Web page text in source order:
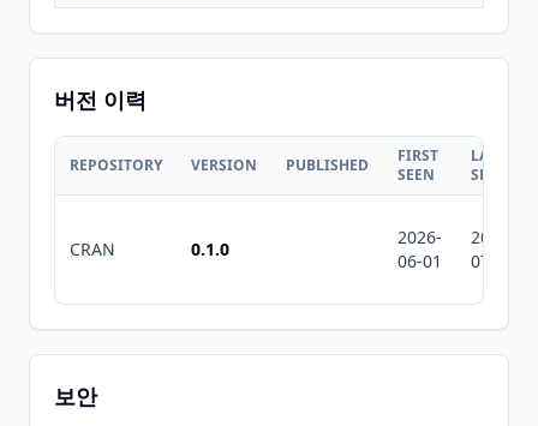
버전 이력
REPOSITORY VERSION PUBLISHED
FIRST
SEEN
LAST
SEEN
CRAN 0.1.0
2026-
06-01
2026-
07-10
보안